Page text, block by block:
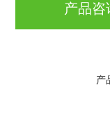
产品咨
产